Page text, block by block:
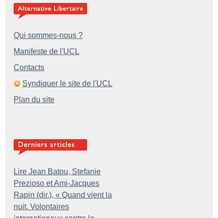
Qui sommes-nous ?
Manifeste de l'UCL
Contacts
Syndiquer le site de l'UCL
Plan du site
Lire Jean Batou, Stefanie
Prezioso et Ami-Jacques
Rapin (dir.), « Quand vient la
nuit. Volontaires